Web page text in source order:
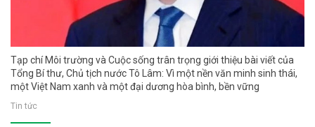
Tạp chí Môi trường và Cuộc sống trân trọng giới thiệu bài viết của
Tổng Bí thư, Chủ tịch nước Tô Lâm: Vì một nền văn minh sinh thái,
một Việt Nam xanh và một đại dương hòa bình, bền vững
Tin tức